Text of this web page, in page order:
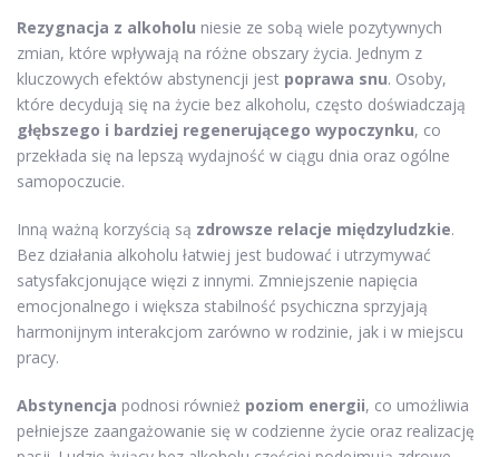
Rezygnacja z alkoholu niesie ze sobą wiele pozytywnych
zmian, które wpływają na różne obszary życia. Jednym z
kluczowych efektów abstynencji jest poprawa snu. Osoby,
które decydują się na życie bez alkoholu, często doświadczają
głębszego i bardziej regenerującego wypoczynku, co
przekłada się na lepszą wydajność w ciągu dnia oraz ogólne
samopoczucie.
Inną ważną korzyścią są zdrowsze relacje międzyludzkie.
Bez działania alkoholu łatwiej jest budować i utrzymywać
satysfakcjonujące więzi z innymi. Zmniejszenie napięcia
emocjonalnego i większa stabilność psychiczna sprzyjają
harmonijnym interakcjom zarówno w rodzinie, jak i w miejscu
pracy.
Abstynencja podnosi również poziom energii, co umożliwia
pełniejsze zaangażowanie się w codzienne życie oraz realizację